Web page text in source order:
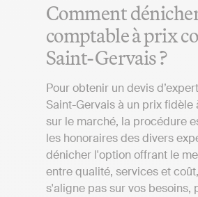
Comment
comptable à prix
Saint-Gervais ?
Pour obtenir un devis
Saint-Gervais à un prix fidèle
sur le marché, la procédure
les honoraires des divers
dénicher l'option offrant le
entre qualité, services et
s'aligne pas sur vos besoins,